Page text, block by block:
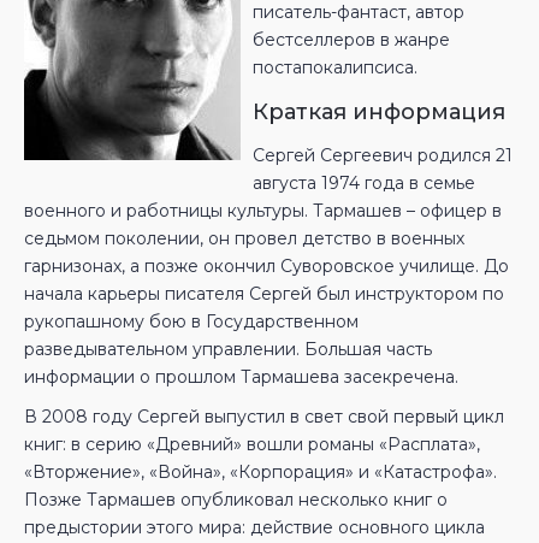
писатель-фантаст, автор
бестселлеров в жанре
постапокалипсиса.
Краткая информация
Сергей Сергеевич родился 21
августа 1974 года в семье
военного и работницы культуры. Тармашев – офицер в
седьмом поколении, он провел детство в военных
гарнизонах, а позже окончил Суворовское училище. До
начала карьеры писателя Сергей был инструктором по
рукопашному бою в Государственном
разведывательном управлении. Большая часть
информации о прошлом Тармашева засекречена.
В 2008 году Сергей выпустил в свет свой первый цикл
книг: в серию «Древний» вошли романы «Расплата»,
«Вторжение», «Война», «Корпорация» и «Катастрофа».
Позже Тармашев опубликовал несколько книг о
предыстории этого мира: действие основного цикла